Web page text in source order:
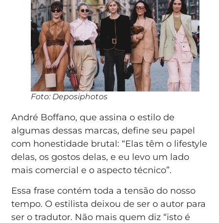
Foto: Deposiphotos
André Boffano, que assina o estilo de
algumas dessas marcas, define seu papel
com honestidade brutal: “Elas têm o lifestyle
delas, os gostos delas, e eu levo um lado
mais comercial e o aspecto técnico”.
Essa frase contém toda a tensão do nosso
tempo. O estilista deixou de ser o autor para
ser o tradutor. Não mais quem diz “isto é